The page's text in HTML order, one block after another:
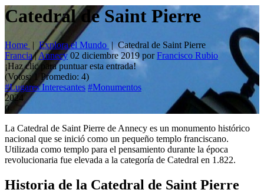
Catedral de Saint Pierre
Home | Explora el Mundo |Catedral de Saint Pierre
Francia|Annecy 02 diciembre 2019 porFrancisco Rubio
¡Haz clic para puntuar esta entrada!
(Votos:
Promedio: 4)
#Lugares Interesantes #Monumentos
2024
0
La Catedral de Saint Pierre de Annecy es un monumento histórico
nacional que se inició como un pequeño templo franciscano.
Utilizada como templo para el pensamiento durante la época
revolucionaria fue elevada a la categoría de Catedral en 1.822.
Historia de la Catedral de Saint Pierre